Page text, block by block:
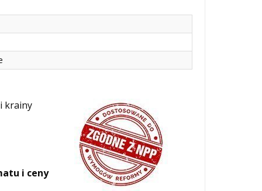
krainy
i ceny